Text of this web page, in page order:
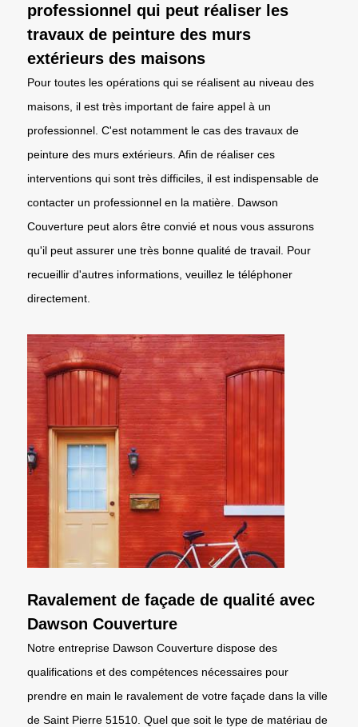
professionnel qui peut réaliser les
travaux de peinture des murs
extérieurs des maisons
Pour toutes les opérations qui se réalisent au niveau des
maisons, il est très important de faire appel à un
professionnel. C'est notamment le cas des travaux de
peinture des murs extérieurs. Afin de réaliser ces
interventions qui sont très difficiles, il est indispensable de
contacter un professionnel en la matière. Dawson
Couverture peut alors être convié et nous vous assurons
qu'il peut assurer une très bonne qualité de travail. Pour
recueillir d'autres informations, veuillez le téléphoner
directement.
Ravalement de façade de qualité avec
Dawson Couverture
Notre entreprise Dawson Couverture dispose des
qualifications et des compétences nécessaires pour
prendre en main le ravalement de votre façade dans la ville
de Saint Pierre 51510. Quel que soit le type de matériau de